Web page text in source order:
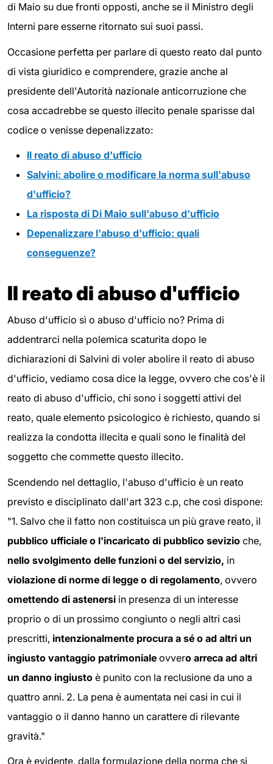
di Maio su due fronti opposti, anche se il Ministro degli
Interni pare esserne ritornato sui suoi passi.
Occasione perfetta per parlare di questo reato dal punto
di vista giuridico e comprendere, grazie anche al
presidente dell'Autorità nazionale anticorruzione che
cosa accadrebbe se questo illecito penale sparisse dal
codice o venisse depenalizzato:
Il reato di abuso d'ufficio
Salvini: abolire o modificare la norma sull'abuso
d'ufficio?
La risposta di Di Maio sull'abuso d'ufficio
Depenalizzare l'abuso d'ufficio: quali
conseguenze?
Il reato di abuso d'ufficio
Abuso d'ufficio sì o abuso d'ufficio no? Prima di
addentrarci nella polemica scaturita dopo le
dichiarazioni di Salvini di voler abolire il reato di abuso
d'ufficio, vediamo cosa dice la legge, ovvero che cos'è il
reato di abuso d'ufficio, chi sono i soggetti attivi del
reato, quale elemento psicologico è richiesto, quando si
realizza la condotta illecita e quali sono le finalità del
soggetto che commette questo illecito.
Scendendo nel dettaglio, l'abuso d'ufficio è un reato
previsto e disciplinato dall'art 323 c.p, che così dispone:
"1. Salvo che il fatto non costituisca un più grave reato, il
pubblico ufficiale o l'incaricato di pubblico sevizio che,
nello svolgimento delle funzioni o del servizio, in
violazione di norme di legge o di regolamento, ovvero
omettendo di astenersi in presenza di un interesse
proprio o di un prossimo congiunto o negli altri casi
prescritti, intenzionalmente procura a sé o ad altri un
ingiusto vantaggio patrimoniale ovvero arreca ad altri
un danno ingiusto è punito con la reclusione da uno a
quattro anni. 2. La pena è aumentata nei casi in cui il
vantaggio o il danno hanno un carattere di rilevante
gravità."
Ora è evidente, dalla formulazione della norma che si